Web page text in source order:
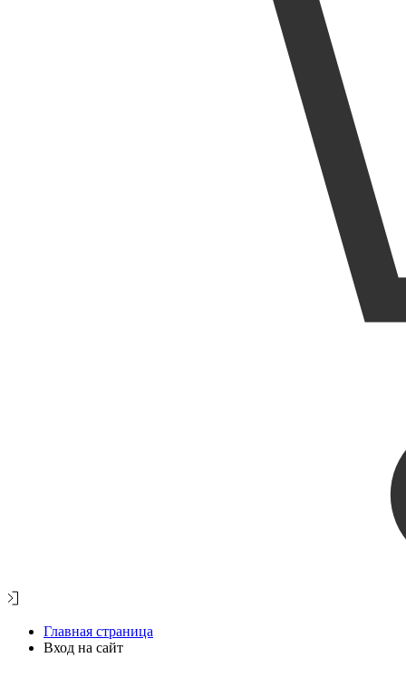
Главная страница
Вход на сайт